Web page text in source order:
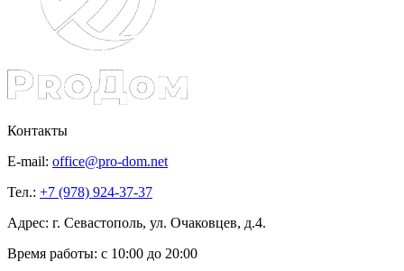
Контакты
E-mail: office@pro-dom.net
Тел.: +7 (978) 924-37-37
Адрес: г. Севастополь, ул. Очаковцев, д.4.
Время работы: с 10:00 до 20:00